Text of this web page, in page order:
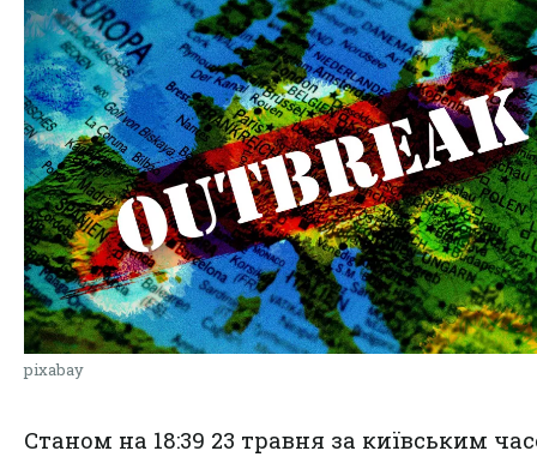
pixabay
Станом на 18:39 23 травня за київським